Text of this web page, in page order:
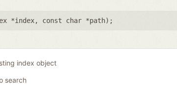
*index, const char *path);
index object
search